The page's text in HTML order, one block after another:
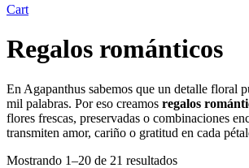
Cart
Regalos románticos
En Agapanthus sabemos que un detalle floral
mil palabras. Por eso creamos regalos
flores frescas, preservadas o combinaciones
transmiten amor, cariño o gratitud en cada
Mostrando 1–20 de 21 resultados